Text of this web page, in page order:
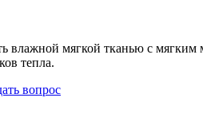
влажной мягкой тканью с
тепла.
вопрос